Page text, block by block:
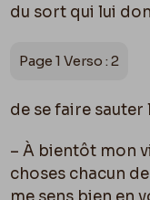
du sort qui lui
Page 1 Verso : 2
de se faire sauter
– À bientôt mon
choses chacun